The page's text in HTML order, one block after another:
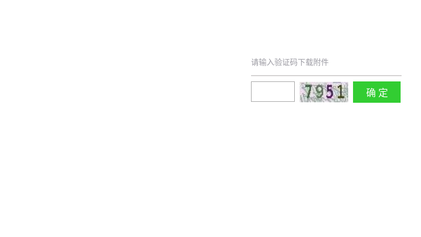
请输入验证码下载附件